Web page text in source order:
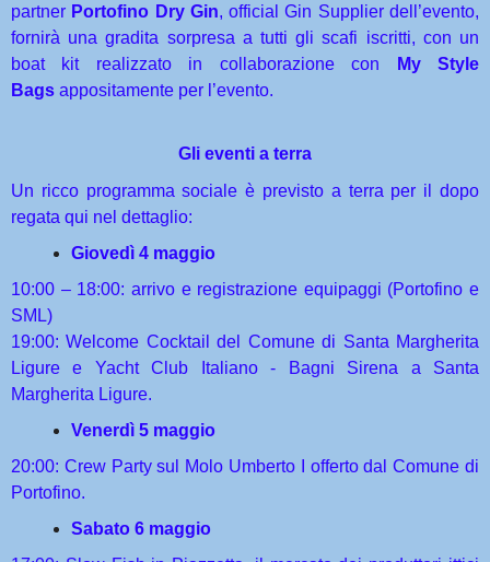
partner Portofino Dry Gin, official Gin Supplier dell’evento,
fornirà una gradita sorpresa a tutti gli scafi iscritti, con un
boat kit realizzato in collaborazione con
My Style
Bags appositamente per l’evento.
Gli eventi a terra
Un ricco programma sociale è previsto a terra per il dopo
regata qui nel dettaglio:
Giovedì 4 maggio
10:00 – 18:00: arrivo e registrazione equipaggi (Portofino e
SML)
19:00: Welcome Cocktail del Comune di Santa Margherita
Ligure e Yacht Club Italiano - Bagni Sirena a Santa
Margherita Ligure.
Venerdì 5 maggio
20:00: Crew Party sul Molo Umberto I offerto dal Comune di
Portofino.
Sabato 6 maggio